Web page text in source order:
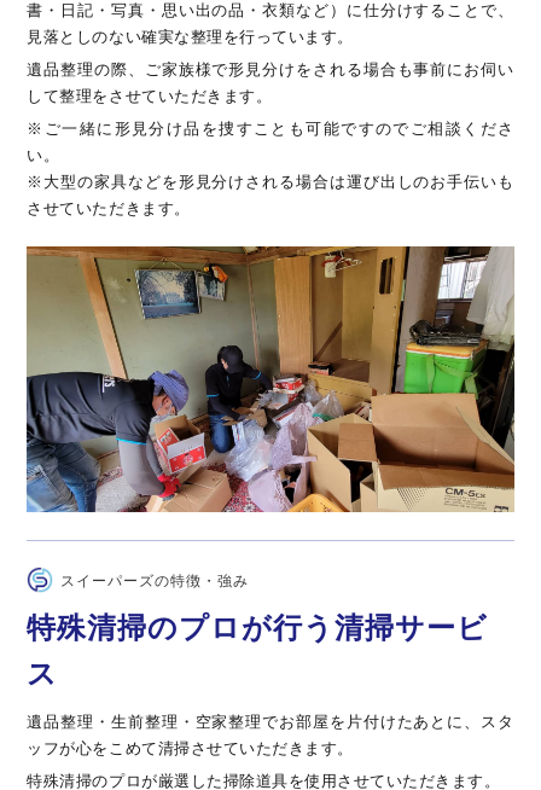
書・日記・写真・思い出の品・衣類など）に仕分けすることで、
見落としのない確実な整理を行っています。
遺品整理の際、ご家族様で形見分けをされる場合も事前にお伺い
して整理をさせていただきます。
※ご一緒に形見分け品を捜すことも可能ですのでご相談くださ
い。
※大型の家具などを形見分けされる場合は運び出しのお手伝いも
させていただきます。
スイーパーズの特徴・強み
特殊清掃のプロが行う清掃サービ
ス
遺品整理・生前整理・空家整理でお部屋を片付けたあとに、スタ
ッフが心をこめて清掃させていただきます。
特殊清掃のプロが厳選した掃除道具を使用させていただきます。